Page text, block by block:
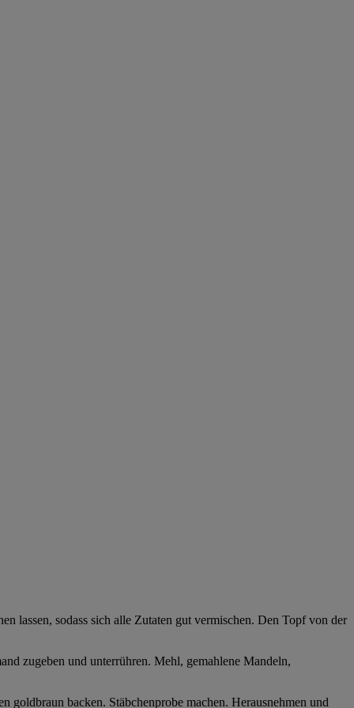
lassen, sodass sich alle Zutaten gut vermischen. Den Topf von der
zugeben und unterrühren. Mehl, gemahlene Mandeln,
backen. Stäbchenprobe machen. Herausnehmen und